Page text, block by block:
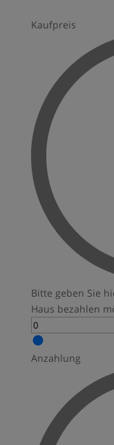
Kaufpreis
Bitte geben Sie
Haus bezahlen
Anzahlung